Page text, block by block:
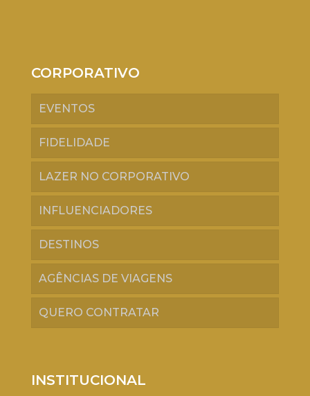
CORPORATIVO
EVENTOS
FIDELIDADE
LAZER NO CORPORATIVO
INFLUENCIADORES
DESTINOS
AGÊNCIAS DE VIAGENS
QUERO CONTRATAR
INSTITUCIONAL